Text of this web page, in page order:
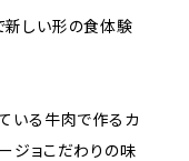
新しい形の食体験
いる牛肉で作るカ
ジョこだわりの味